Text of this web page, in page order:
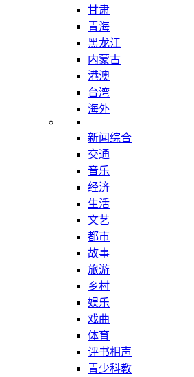
甘肃
青海
黑龙江
内蒙古
港澳
台湾
海外
新闻综合
交通
音乐
经济
生活
文艺
都市
故事
旅游
乡村
娱乐
戏曲
体育
评书相声
青少科教